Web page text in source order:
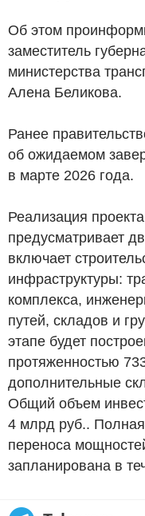
Об этом
заместитель
министерства
Алена Беликова.
Ранее
об ожидаемом
в марте 2026 года.
Реализация
предусматривает
включает
инфраструктуры:
комплекса,
путей, складов и
этапе будет
протяженностью
дополнительные
Общий объем
4 млрд руб..
переноса
запланирована в